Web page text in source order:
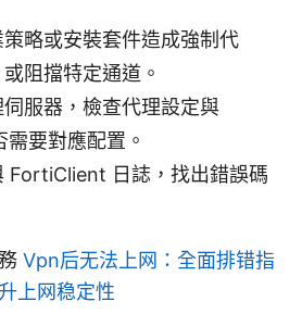
略或安裝套件造成強制代
阻擋特定通道。
服器，檢查代理設定與
要對應配置。
FortiClient 日誌，找出錯誤碼
Vpn后无法上网：全面排错指
上网稳定性